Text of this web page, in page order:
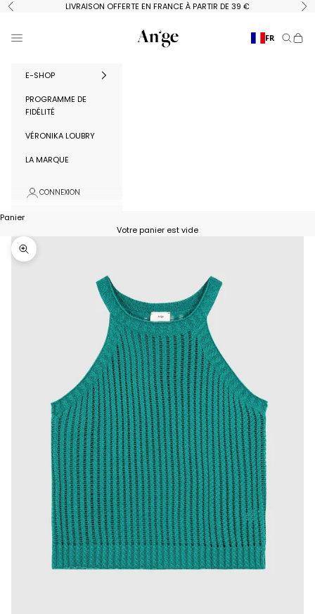
Passer au contenu
Précédent LIVRAISON OFFERTE EN FRANCE À PARTIR DE 39 €
Ange Paris
Menu FR
E-SHOP
PROGRAMME DE
FIDÉLITÉ
VÉRONIKA LOUBRY
LA MARQUE
CONNEXION
Panier
Votre panier est vide
Zoomer sur l'image